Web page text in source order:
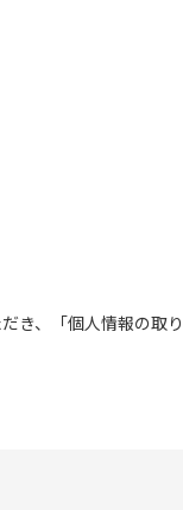
き、「個人情報の取